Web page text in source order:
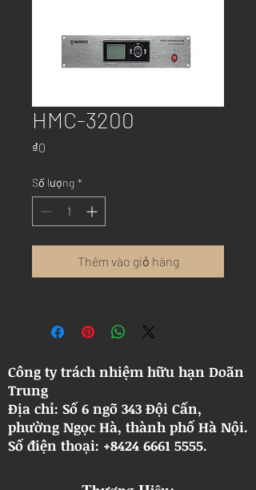
HMC-3200
₫0
Số lượng *
Thêm vào giỏ hàng
Công ty trách nhiệm hữu hạn Doãn
Trung
Địa chỉ: Số 6 ngõ 343 Đội Cấn,
phường Ngọc Hà, thành phố Hà Nội.
​Số điện thoại: +8424 6661 5555.